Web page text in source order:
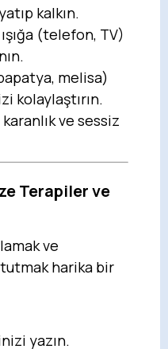
kalkın.
(telefon, TV)
melisa)
kolaylaştırın.
ve sessiz
Terapiler ve
ve
harika bir
yazın.